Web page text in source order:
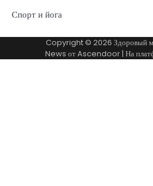
Спорт и йога
Copyright © 2026 Здоровый
News отAscendoor| На